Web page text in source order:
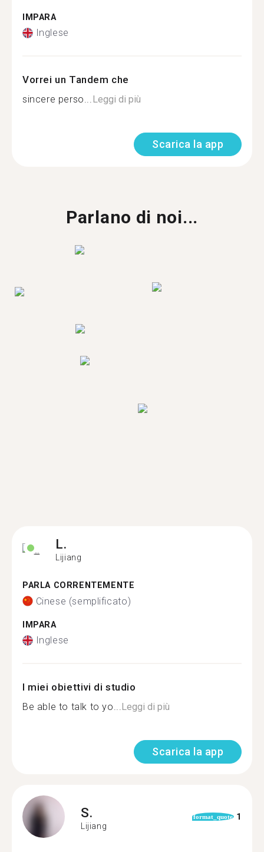
IMPARA
Inglese
Vorrei un Tandem che
sincere perso...Leggi di più
Scarica la app
Parlano di noi...
L.
Lijiang
PARLA CORRENTEMENTE
Cinese (semplificato)
IMPARA
Inglese
I miei obiettivi di studio
Be able to talk to yo...Leggi di più
Scarica la app
S.
Lijiang
format_quote 1